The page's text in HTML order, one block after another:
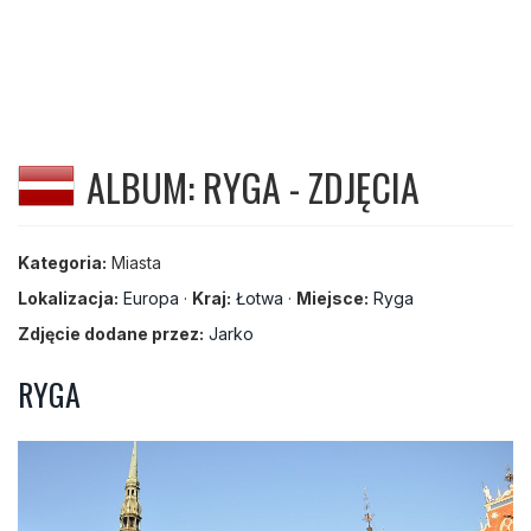
ALBUM: RYGA - ZDJĘCIA
Kategoria: Miasta
Lokalizacja: Europa · Kraj: Łotwa · Miejsce: Ryga
Zdjęcie dodane przez: Jarko
RYGA